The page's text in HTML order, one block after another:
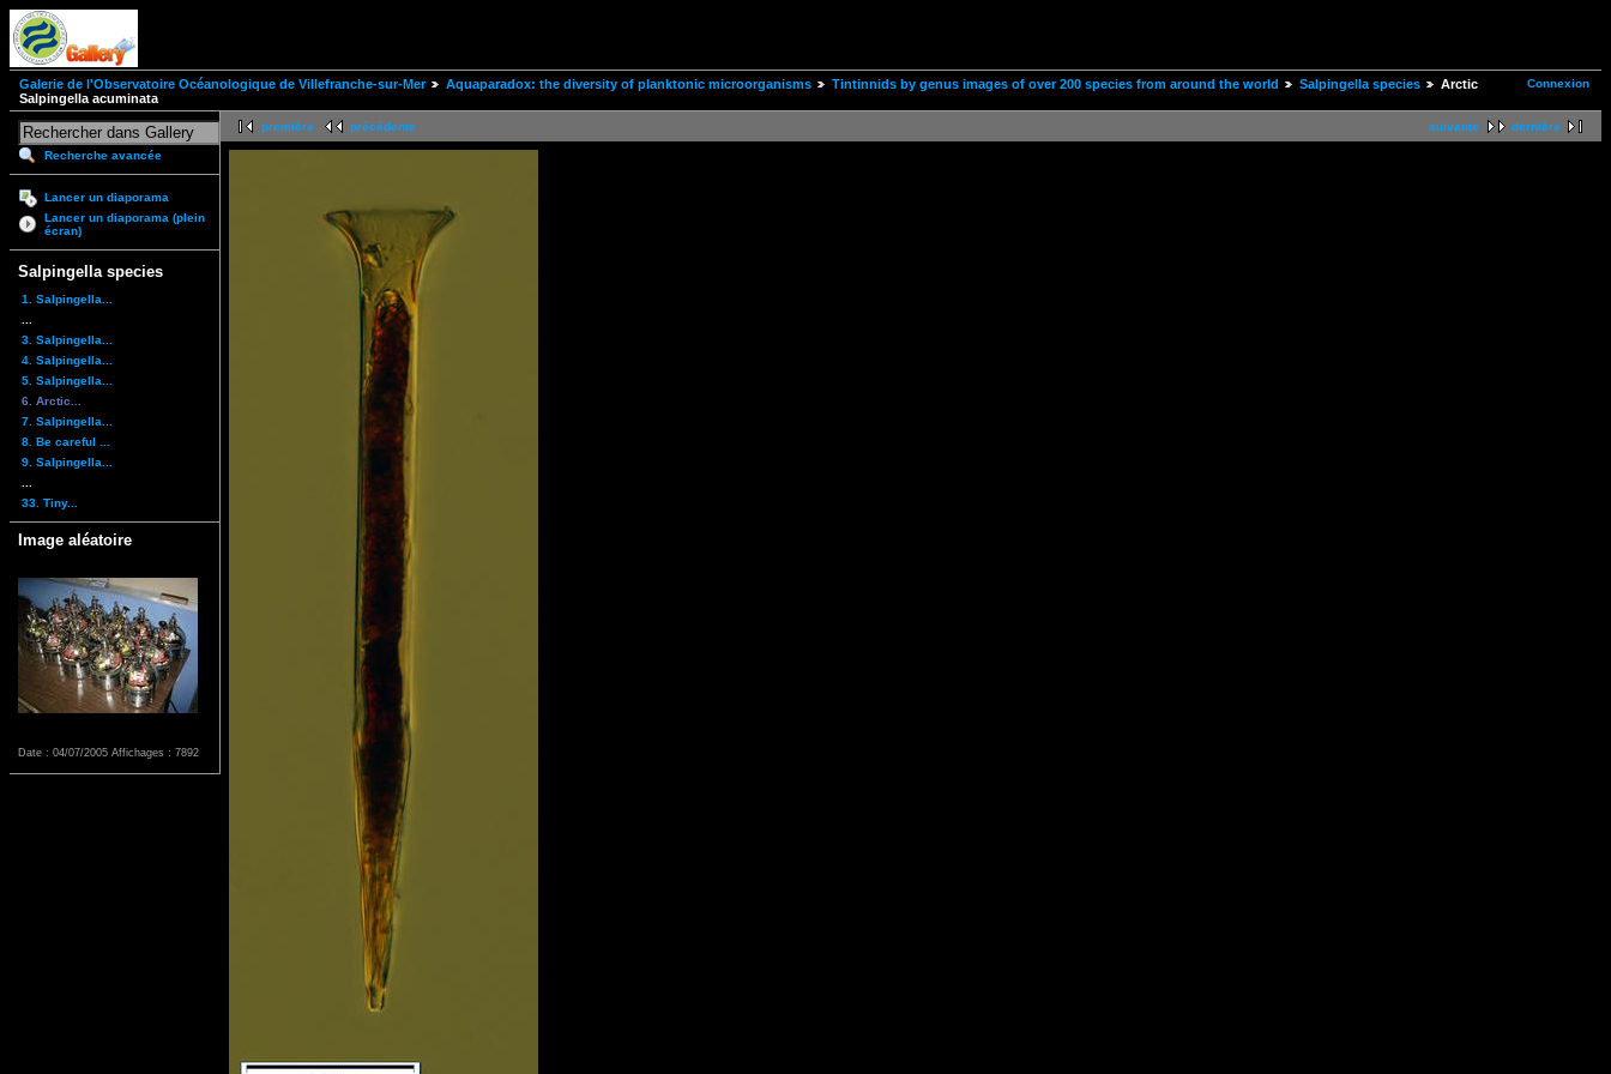
Connexion
Galerie de l'Observatoire Océanologique de Villefranche-sur-Mer Aquaparadox: the diversity of planktonic microorganisms Tintinnids by genus images of over 200 species from around the world Salpingella species
Arctic
Salpingella acuminata
Recherche avancée
Lancer un diaporama
Lancer un diaporama (plein
écran)
Salpingella species
1. Salpingella...
3. Salpingella...
4. Salpingella...
5. Salpingella...
6. Arctic...
7. Salpingella...
8. Be careful ...
9. Salpingella...
33. Tiny...
Image aléatoire
Date : 04/07/2005 Affichages : 7892
suivante dernière
première précédente